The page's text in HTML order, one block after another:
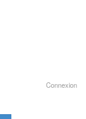
Connexion